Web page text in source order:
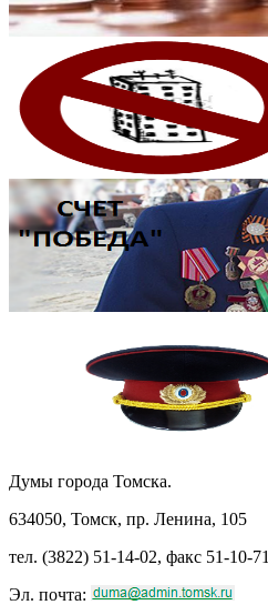
Думы города Томска.
634050, Томск, пр. Ленина, 105
тел. (3822) 51-14-02, факс 51-10-71
Эл. почта: